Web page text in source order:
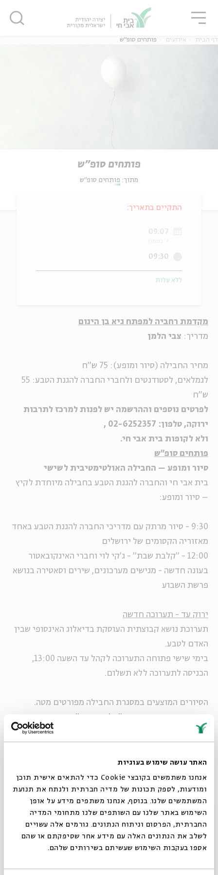
האתר עושה שימוש בעוגיות
אנחנו משתמשים בקובצי Cookie כדי להתאים אישית תוכן
ומודעות, לספק תכונות של מדיה חברתית ולנתח את תנועת
המשתמשים שלנו. בנוסף, אנחנו משתפים מידע על אופן
השימוש באתר שלנו עם השותפים שלנו מתחומי המדיה
החברתית, הפרסום וניתוח הנתונים. גורמים אלה עשויים
לשלב את הנתונים האלה עם מידע אחר שסיפקתם או שהם
אספו בעקבות השימוש שעשיתם בשירותים שלהם.
דף הבית אירועים פותחים סופ"ש
פותחים סופ"ש
מתוך: פותחים סופ"ש
מקדמת רחביה למפתח גיא בן הינום
מדריך: צבי הלמן
מחיר החבילה (סיור ומופע): 75 ש"ח
לגמלאים, לסטודנטים ולחברי החברה להגנת הטבע: 55
ש"ח
לפרטים נוספים וההרשמה יש לפנות למרכז לתרבות
ירוקה, טלפון: 02-6252357 ,
ולא לקופות בית אבי חי.
פותחים סופ"ש
סיור ומופע – החבילה האולטימטיבית לשישי
בית אבי חי והחברה להגנת הטבע בחבילה מיוחדת לקיץ
– סיור ומופע:
9:30 - סיור מרתק עם מדריכי החברה להגנת הטבע באחד
מאזוריה הקסומים של ירושלים
12:00 - "קלבת שבת" - ג'קי לוי וחברי האינקובאטור
בעונה חדשה - מגישים מערכונים, שירים וסאטירה בנושא
פרשת השבוע
ירוק עד - תערוכה חדשה
תערוכת נושא קבוצתית העוסקת בדיאלוג האינסופי שבין
האדם לטבע.
בימי שישי פתוחה התערוכה לקהל עד השעה 13:00,
הכניסה לתערוכה ללא תשלום.
הסיורים המוצעים במסגרת החבילה מפורטים מטה.
באתר בדף האירוע של העונה החדשה של "קלבת שבת"
id=00/04/11/414
.
הסיורים יצאו מבית אבי חי, רח' המלך ג'ורג' 44, ירושלים,
בכל יום שישי בשעה 9:30
לגמלאים, לסטודנטים ולחברי החברה להגנת הטבע: 55
ש"ח
התקיים בתאריך:
09.07
09:30
ללא עלות
סגור
סגור